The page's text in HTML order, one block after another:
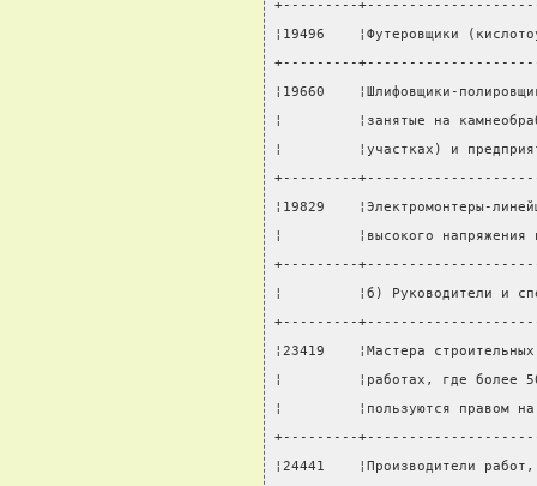
+---------
¦19496    ¦Футеровщики
+---------
¦19660    ¦Шлифовщики-
¦         ¦занятые на
¦         ¦участках) и
+---------
¦19829    ¦Электромонтеры-
¦         ¦высокого
+---------
¦         ¦б) Руководители
+---------
¦23419    ¦Мастера
¦         ¦работах, где более
¦         ¦пользуются правом на
+---------
¦24441    ¦Производители